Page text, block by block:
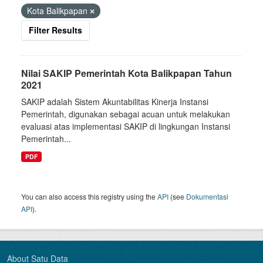
Kota Balikpapan
Filter Results
Nilai SAKIP Pemerintah Kota Balikpapan Tahun
2021
SAKIP adalah Sistem Akuntabilitas Kinerja Instansi
Pemerintah, digunakan sebagai acuan untuk melakukan
evaluasi atas implementasi SAKIP di lingkungan Instansi
Pemerintah...
PDF
You can also access this registry using theAPI (see Dokumentasi
API).
About Satu Data